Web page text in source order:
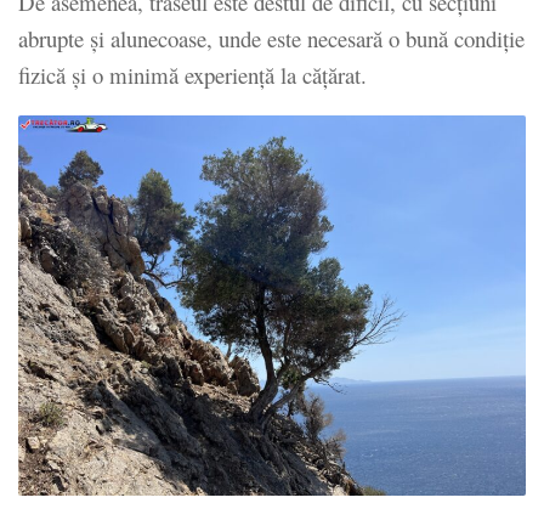
abrupte și alunecoase, unde este necesară o bună condiție
fizică și o minimă experiență la cățărat.